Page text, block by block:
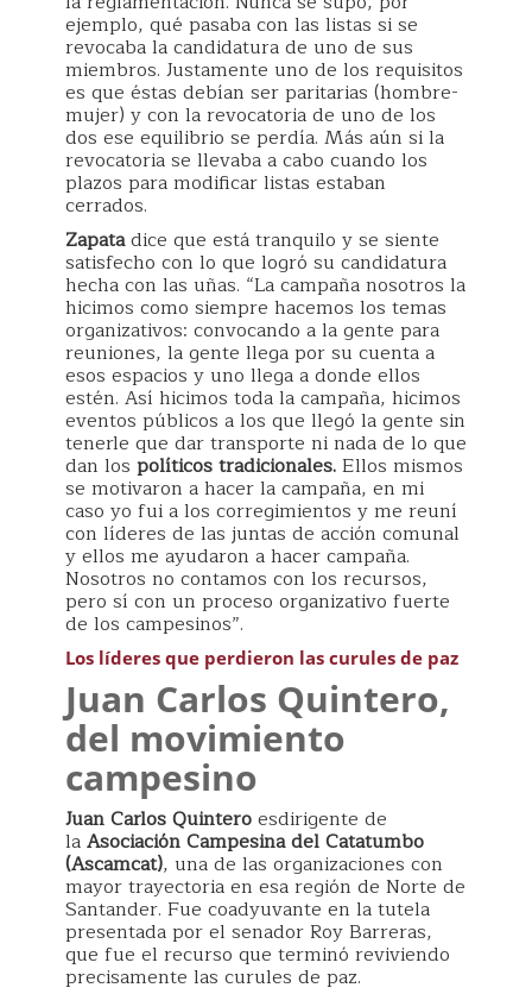
ejemplo, qué pasaba con las listas si se
revocaba la candidatura de uno de sus
miembros. Justamente uno de los requisitos
es que éstas debían ser paritarias (hombre-
mujer) y con la revocatoria de uno de los
dos ese equilibrio se perdía. Más aún si la
revocatoria se llevaba a cabo cuando los
plazos para modificar listas estaban
cerrados.
Zapatadice que está tranquilo y se siente
satisfecho con lo que logró su candidatura
hecha con las uñas. “La campaña nosotros la
hicimos como siempre hacemos los temas
organizativos: convocando a la gente para
reuniones, la gente llega por su cuenta a
esos espacios y uno llega a donde ellos
estén. Así hicimos toda la campaña, hicimos
eventos públicos a los que llegó la gente sin
tenerle que dar transporte ni nada de lo que
dan los políticos tradicionales.Ellos mismos
se motivaron a hacer la campaña, en mi
caso yo fui a los corregimientos y me reuní
con líderes de las juntas de acción comunal
y ellos me ayudaron a hacer campaña.
Nosotros no contamos con los recursos,
pero sí con un proceso organizativo fuerte
de los campesinos”.
Los líderes que perdieron las curules de paz
Juan Carlos Quintero,
del movimiento
campesino
Juan Carlos Quinteroesdirigente de
laAsociación Campesina del Catatumbo
(Ascamcat), una de las organizaciones con
mayor trayectoria en esa región de Norte de
Santander. Fue coadyuvante en la tutela
presentada por el senador Roy Barreras,
que fue el recurso que terminó reviviendo
precisamente las curules de paz.